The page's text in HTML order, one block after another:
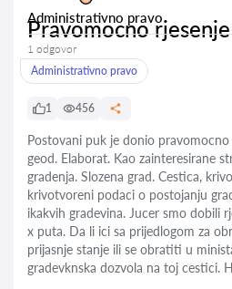
Administrativno pravo
Pravomocno
1 odgovor
Administrativno pravo
1 456
Postovani puk je donio
geod. Elaborat. Kao zainteresirane
gradenja. Slozena grad. Cestica,
krivotvoreni podaci o postojanju
ikakvih gradevina. Jucer smo dobili
x puta. Da li ici sa prijedlogom za
prijasnje stanje ili se obratiti u
gradevknska dozvola na toj cestici.